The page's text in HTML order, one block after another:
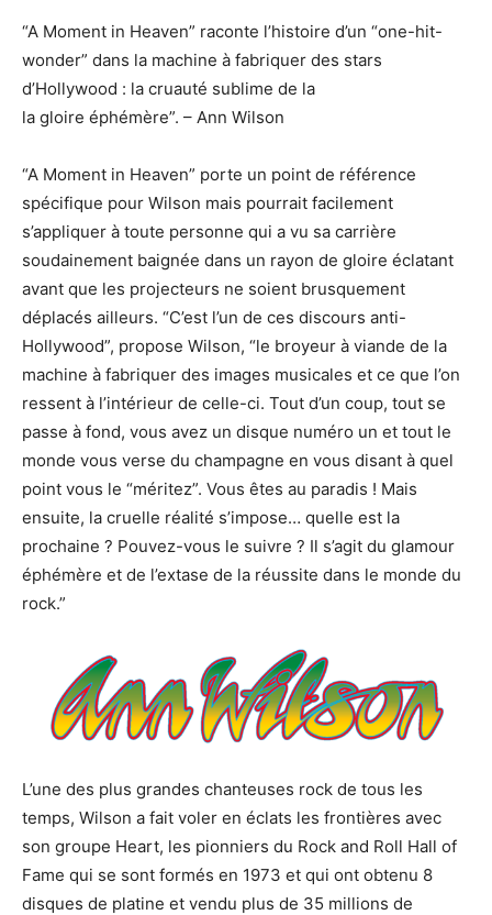
“A Moment in Heaven” raconte l’histoire d’un “one-hit-
wonder” dans la machine à fabriquer des stars
d’Hollywood : la cruauté sublime de la
la gloire éphémère”. – Ann Wilson
“A Moment in Heaven” porte un point de référence
spécifique pour Wilson mais pourrait facilement
s’appliquer à toute personne qui a vu sa carrière
soudainement baignée dans un rayon de gloire éclatant
avant que les projecteurs ne soient brusquement
déplacés ailleurs. “C’est l’un de ces discours anti-
Hollywood”, propose Wilson, “le broyeur à viande de la
machine à fabriquer des images musicales et ce que l’on
ressent à l’intérieur de celle-ci. Tout d’un coup, tout se
passe à fond, vous avez un disque numéro un et tout le
monde vous verse du champagne en vous disant à quel
point vous le “méritez”. Vous êtes au paradis ! Mais
ensuite, la cruelle réalité s’impose… quelle est la
prochaine ? Pouvez-vous le suivre ? Il s’agit du glamour
éphémère et de l’extase de la réussite dans le monde du
rock.”
L’une des plus grandes chanteuses rock de tous les
temps, Wilson a fait voler en éclats les frontières avec
son groupe Heart, les pionniers du Rock and Roll Hall of
Fame qui se sont formés en 1973 et qui ont obtenu 8
disques de platine et vendu plus de 35 millions de